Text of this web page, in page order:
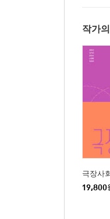
작가
극장사
19,800